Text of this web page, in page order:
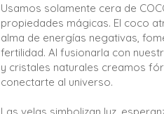
Usamos solamente cera de
propiedades mágicas. El coco
alma de energías negativas,
fertilidad. Al fusionarla con
y cristales naturales creamos
conectarte al universo.
Las velas simbolizan luz,